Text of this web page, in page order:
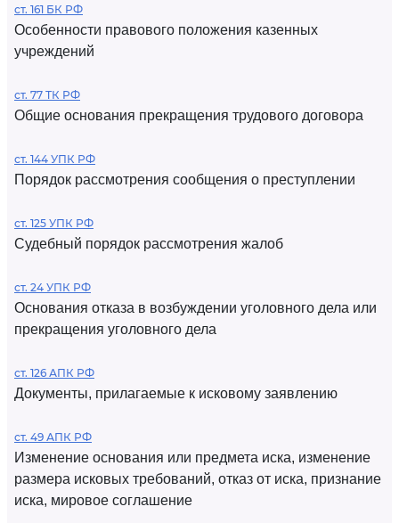
ст. 161 БК РФ
Особенности правового положения казенных
учреждений
ст. 77 ТК РФ
Общие основания прекращения трудового договора
ст. 144 УПК РФ
Порядок рассмотрения сообщения о преступлении
ст. 125 УПК РФ
Судебный порядок рассмотрения жалоб
ст. 24 УПК РФ
Основания отказа в возбуждении уголовного дела или
прекращения уголовного дела
ст. 126 АПК РФ
Документы, прилагаемые к исковому заявлению
ст. 49 АПК РФ
Изменение основания или предмета иска, изменение
размера исковых требований, отказ от иска, признание
иска, мировое соглашение